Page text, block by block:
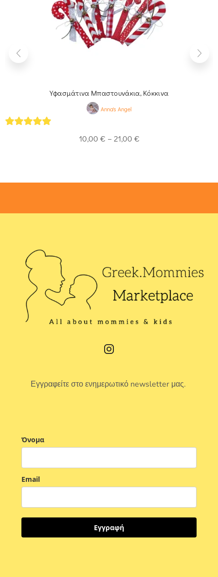
Υφασμάτινα Μπαστουνάκια, Κόκκινα
Anna's Angel
10,00 € – 21,00 €
Εγγραφείτε στο ενημερωτικό newsletter μας.
Όνομα
Email
Εγγραφή